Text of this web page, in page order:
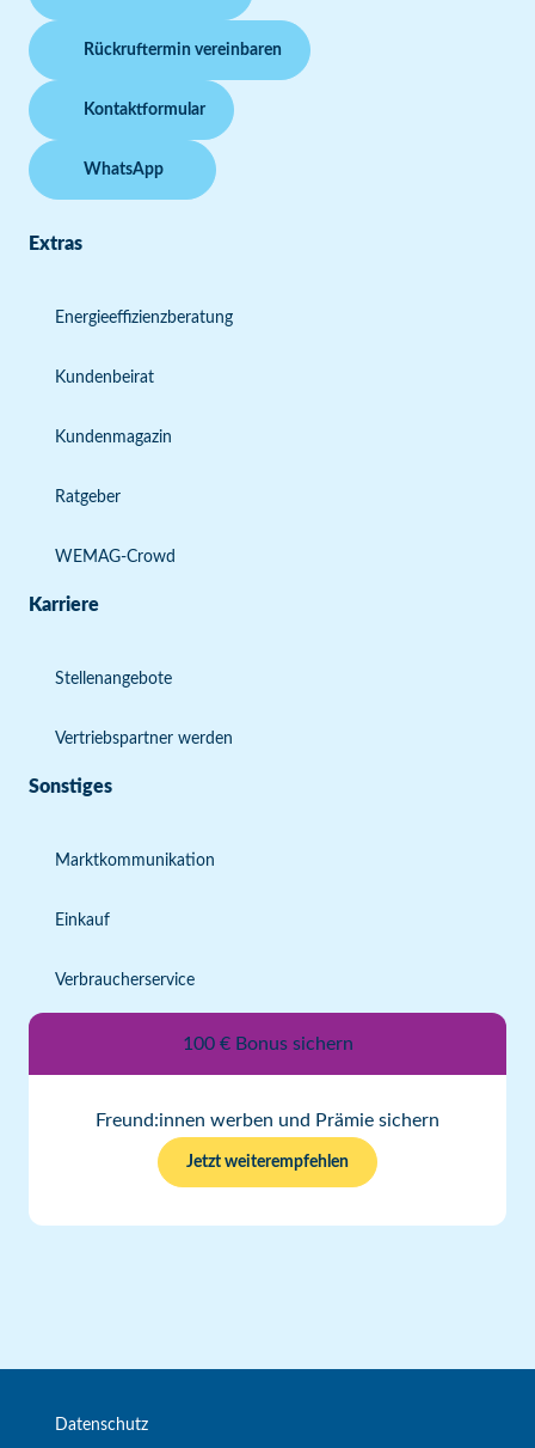
Rückruftermin vereinbaren
Kontaktformular
WhatsApp
Extras
Energieeffizienzberatung
Kundenbeirat
Kundenmagazin
Ratgeber
WEMAG-Crowd
Karriere
Stellenangebote
Vertriebspartner werden
Sonstiges
Marktkommunikation
Einkauf
Verbraucherservice
100 € Bonus sichern
Freund:innen werben und Prämie sichern
Jetzt weiterempfehlen
Datenschutz